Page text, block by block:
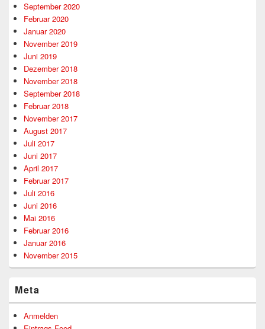
September 2020
Februar 2020
Januar 2020
November 2019
Juni 2019
Dezember 2018
November 2018
September 2018
Februar 2018
November 2017
August 2017
Juli 2017
Juni 2017
April 2017
Februar 2017
Juli 2016
Juni 2016
Mai 2016
Februar 2016
Januar 2016
November 2015
Meta
Anmelden